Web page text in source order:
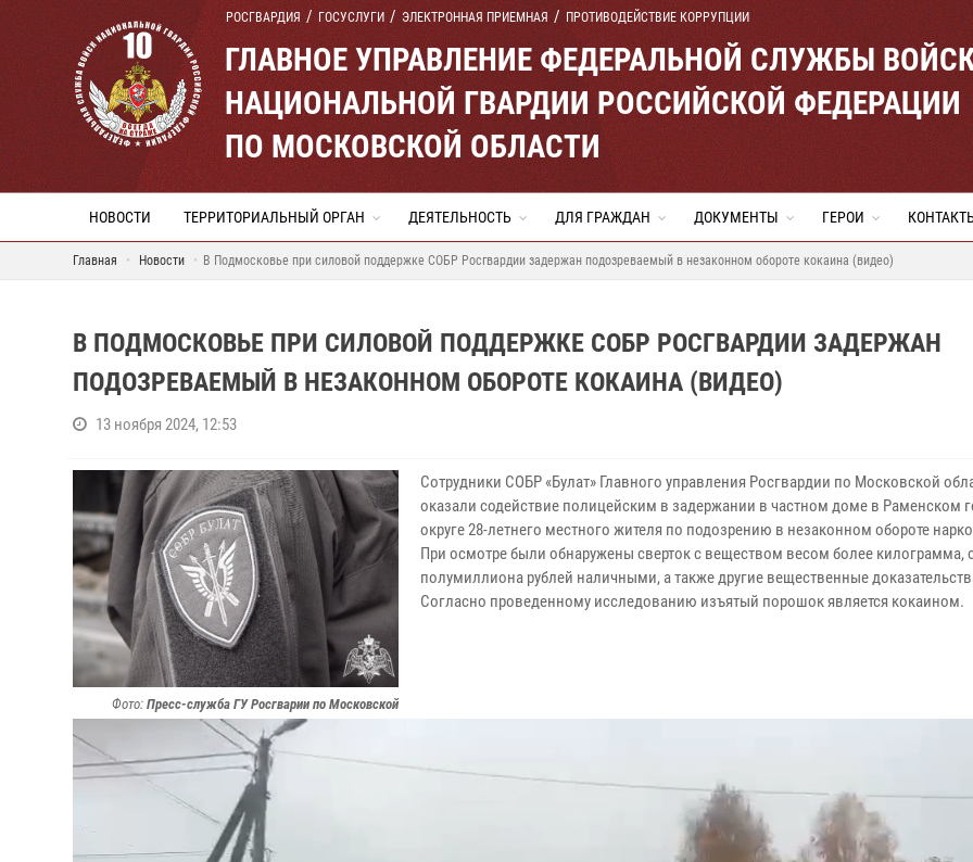
РОСГВАРДИЯ ГОСУСЛУГИ ЭЛЕКТРОННАЯ ПРИЕМНАЯ ПРОТИВОДЕЙСТВИЕ КОРРУПЦИИ
ГЛАВНОЕ УПРАВЛЕНИЕ ФЕДЕРАЛЬНОЙ СЛУЖБЫ
НАЦИОНАЛЬНОЙ ГВАРДИИ РОССИЙСКОЙ ФЕДЕРАЦИИ
ПО МОСКОВСКОЙ ОБЛАСТИ
НОВОСТИ ТЕРРИТОРИАЛЬНЫЙ ОРГАН ДЕЯТЕЛЬНОСТЬ ДЛЯ ГРАЖДАН ДОКУМЕНТЫ ГЕРОИ
Главная Новости В Подмосковье при силовой поддержке СОБР Росгвардии задержан подозреваемый в незаконном обороте кокаина (видео)
В ПОДМОСКОВЬЕ ПРИ СИЛОВОЙ ПОДДЕРЖКЕ СОБР РОСГВАРДИИ ЗАДЕРЖАН
ПОДОЗРЕВАЕМЫЙ В НЕЗАКОННОМ ОБОРОТЕ КОКАИНА (ВИДЕО)
13 ноября 2024, 12:53
Фото: Пресс-служба ГУ Росгварии по Московской
Сотрудники СОБР «Булат» Главного управления Росгвардии по Московской
оказали содействие полицейским в задержании в частном доме в Раменском
округе 28-летнего местного жителя по подозрению в незаконном обороте
При осмотре были обнаружены сверток с веществом весом более килограмма,
полумиллиона рублей наличными, а также другие вещественные
Согласно проведенному исследованию изъятый порошок является кокаином.